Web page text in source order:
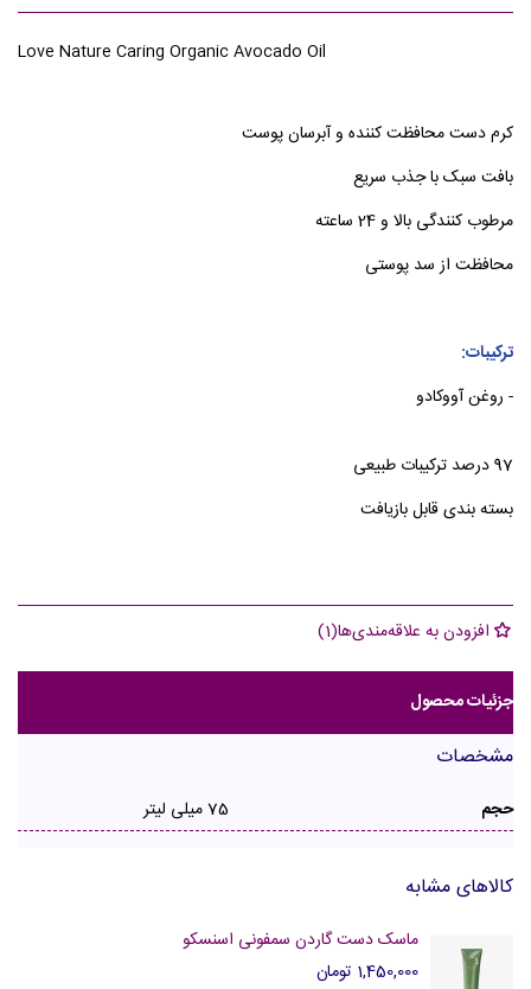
کرم دست محافظت کننده و آبرسان پوست
بافت سبک با جذب سریع
مرطوب کنندگی بالا و 24 ساعته
محافظت از سد پوستی
ترکیبات:
- روغن آووکادو
97 درصد ترکیبات طبیعی
بسته بندی قابل بازیافت
افزودن به علاقه‌مندی‌ها(
1
)
جزئیات محصول
مشخصات
حجم 75 میلی لیتر
کالاهای مشابه
ماسک دست گاردن سمفونی اسنسکو
1,450,000 تومان